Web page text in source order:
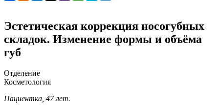
Эстетическая коррекция носогубных
складок. Изменение формы и объёма
губ
Отделение
Косметология
Пациентка, 47 лет.